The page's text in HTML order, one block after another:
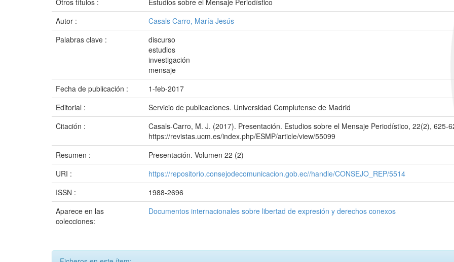
Otros títulos :
Estudios sobre el Mensaje Periodístico
Autor :
Casals Carro, María Jesús
Palabras clave :
discurso
estudios
investigación
mensaje
Fecha de publicación :
1-feb-2017
Editorial :
Servicio de publicaciones. Universidad Complutense de Madrid
Citación :
Casals-Carro, M. J. (2017). Presentación. Estudios sobre el Mensaje Periodístico, 22(2), 625-
https://revistas.ucm.es/index.php/ESMP/article/view/55099
Resumen :
Presentación. Volumen 22 (2)
URI :
https://repositorio.consejodecomunicacion.gob.ec//handle/CONSEJO_REP/5514
ISSN :
1988-2696
Aparece en las
colecciones:
Documentos internacionales sobre libertad de expresión y derechos conexos